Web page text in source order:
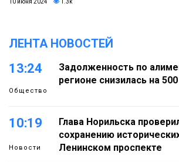
10 июня 2024 1.3k
ЛЕНТА НОВОСТЕЙ
13:24
Общество
Задолженность по
регионе снизилась на
10:19
Новости
Глава Норильска
сохранению
Ленинском проспекте